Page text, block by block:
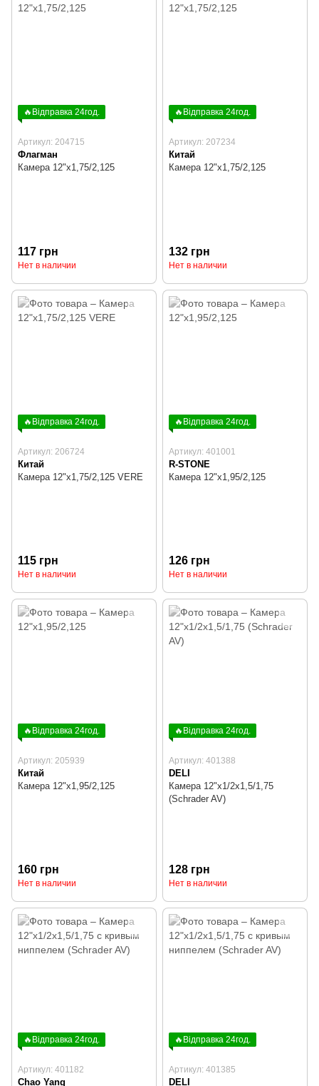
🔥Відправка 24год.
Артикул: 204715
Флагман
Камера 12"х1,75/2,125
117 грн
Нет в наличии
🔥Відправка 24год.
Артикул: 207234
Китай
Камера 12"х1,75/2,125
132 грн
Нет в наличии
🔥Відправка 24год.
Артикул: 206724
Китай
Камера 12"х1,75/2,125 VERE
115 грн
Нет в наличии
🔥Відправка 24год.
Артикул: 401001
R-STONE
Камера 12"х1,95/2,125
126 грн
Нет в наличии
🔥Відправка 24год.
Артикул: 205939
Китай
Камера 12"х1,95/2,125
160 грн
Нет в наличии
🔥Відправка 24год.
Артикул: 401388
DELI
Камера 12"х1/2х1,5/1,75
(Schrader AV)
128 грн
Нет в наличии
🔥Відправка 24год.
Артикул: 401182
Chao Yang
🔥Відправка 24год.
Артикул: 401385
DELI